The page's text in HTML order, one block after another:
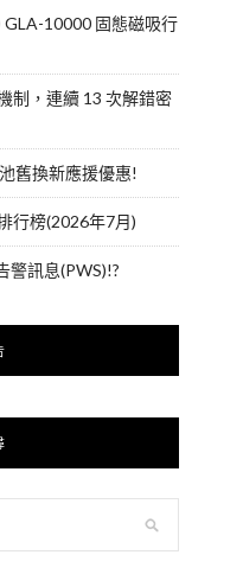
10000 固態磁吸行
制，連續 13 次解錯密
舊換新應援優惠!
行榜(2026年7月)
警訊息(PWS)!?